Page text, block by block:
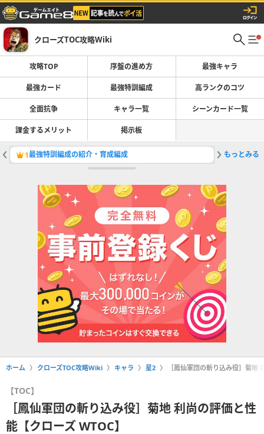
クローズTOC攻略Wiki
攻略TOP 序盤の進め方 最強キャラ
最強カード 最強特訓編成 高ランクのコツ
全面抗争 キャラ一覧 シーンカード一覧
課金するメリット 掲示板
1最強特訓編成の紹介・育成編成 2最強キ
もっとみる
ホーム クローズTOC攻略Wiki キャラ 星2 ［鳳仙軍団の斬り込み役］菊地
【TOC】
［鳳仙軍団の斬り込み役］菊地 利尚の評価と性
能【クローズ WTOC】